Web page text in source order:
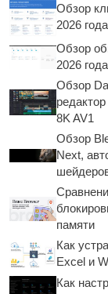
Обзор
2026 года
Обзор
2026 года
Обзор
8K AV1
Обзор
Next,
памяти
Как
Excel и
Как